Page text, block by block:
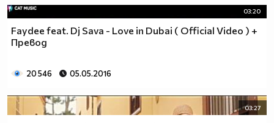
03:20
Faydee feat. Dj Sava - Love in Dubai ( Official Video ) +
Превод
20 546 05.05.2016
03:27